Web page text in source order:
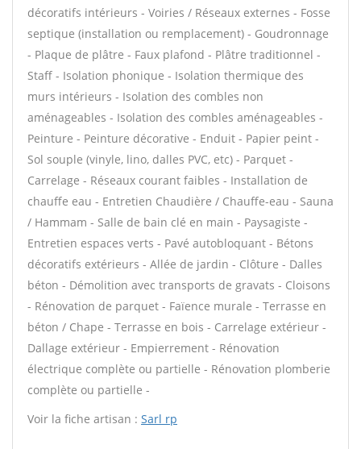
décoratifs intérieurs - Voiries / Réseaux externes - Fosse
septique (installation ou remplacement) - Goudronnage
- Plaque de plâtre - Faux plafond - Plâtre traditionnel -
Staff - Isolation phonique - Isolation thermique des
murs intérieurs - Isolation des combles non
aménageables - Isolation des combles aménageables -
Peinture - Peinture décorative - Enduit - Papier peint -
Sol souple (vinyle, lino, dalles PVC, etc) - Parquet -
Carrelage - Réseaux courant faibles - Installation de
chauffe eau - Entretien Chaudière / Chauffe-eau - Sauna
/ Hammam - Salle de bain clé en main - Paysagiste -
Entretien espaces verts - Pavé autobloquant - Bétons
décoratifs extérieurs - Allée de jardin - Clôture - Dalles
béton - Démolition avec transports de gravats - Cloisons
- Rénovation de parquet - Faïence murale - Terrasse en
béton / Chape - Terrasse en bois - Carrelage extérieur -
Dallage extérieur - Empierrement - Rénovation
électrique complète ou partielle - Rénovation plomberie
complète ou partielle -
Voir la fiche artisan : Sarl rp